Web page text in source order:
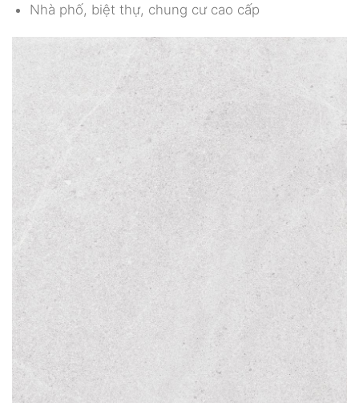
Nhà phố, biệt thự, chung cư cao cấp